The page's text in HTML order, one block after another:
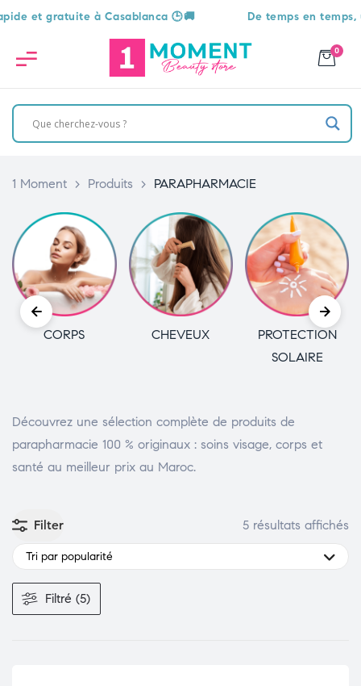
à Casablanca 🕒🚚 De temps en temps, une
0
1 Moment > Produits > PARAPHARMACIE
CORPS CHEVEUX
PROTECTION
SOLAIRE
Découvrez une sélection complète de produits de
parapharmacie 100 % originaux : soins visage, corps et
santé au meilleur prix au Maroc.
Filter 5 résultats affichés
Tri par popularité
Filtré (5)